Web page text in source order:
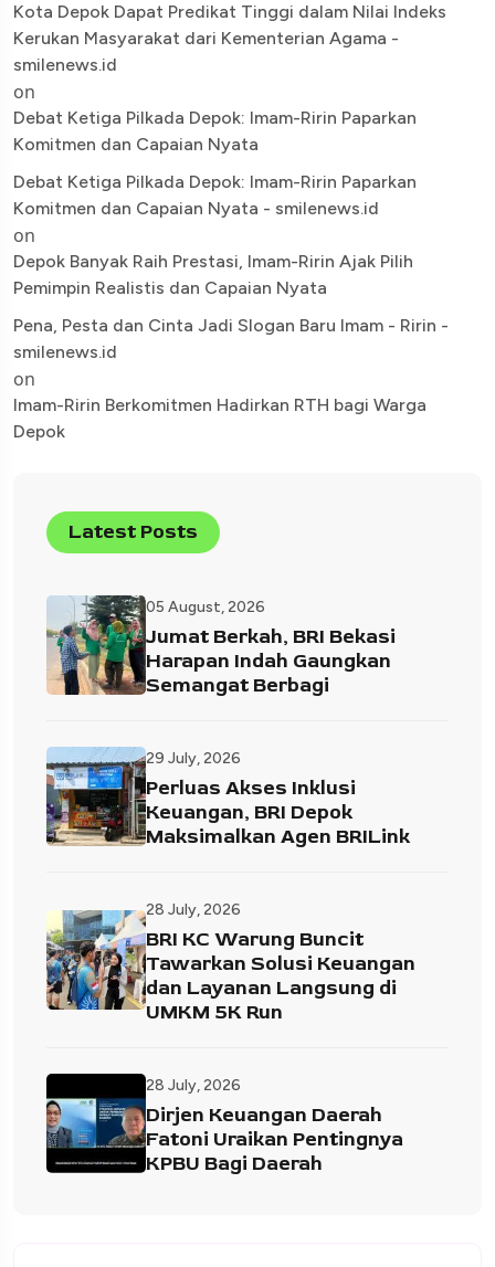
Kota Depok Dapat Predikat Tinggi dalam Nilai Indeks
Kerukan Masyarakat dari Kementerian Agama -
smilenews.id
on
Debat Ketiga Pilkada Depok: Imam-Ririn Paparkan
Komitmen dan Capaian Nyata
Debat Ketiga Pilkada Depok: Imam-Ririn Paparkan
Komitmen dan Capaian Nyata - smilenews.id
on
Depok Banyak Raih Prestasi, Imam-Ririn Ajak Pilih
Pemimpin Realistis dan Capaian Nyata
Pena, Pesta dan Cinta Jadi Slogan Baru Imam - Ririn -
smilenews.id
on
Imam-Ririn Berkomitmen Hadirkan RTH bagi Warga
Depok
Latest Posts
05 August, 2026
Jumat Berkah, BRI Bekasi
Harapan Indah Gaungkan
Semangat Berbagi
29 July, 2026
Perluas Akses Inklusi
Keuangan, BRI Depok
Maksimalkan Agen BRILink
28 July, 2026
BRI KC Warung Buncit
Tawarkan Solusi Keuangan
dan Layanan Langsung di
UMKM 5K Run
28 July, 2026
Dirjen Keuangan Daerah
Fatoni Uraikan Pentingnya
KPBU Bagi Daerah